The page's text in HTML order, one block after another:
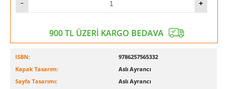
900 TL ÜZERİ KARGO BEDAVA
ISBN:
9786257565332
Kapak Tasarım:
Aslı Ayrancı
Sayfa Tasarımı:
Aslı Ayrancı